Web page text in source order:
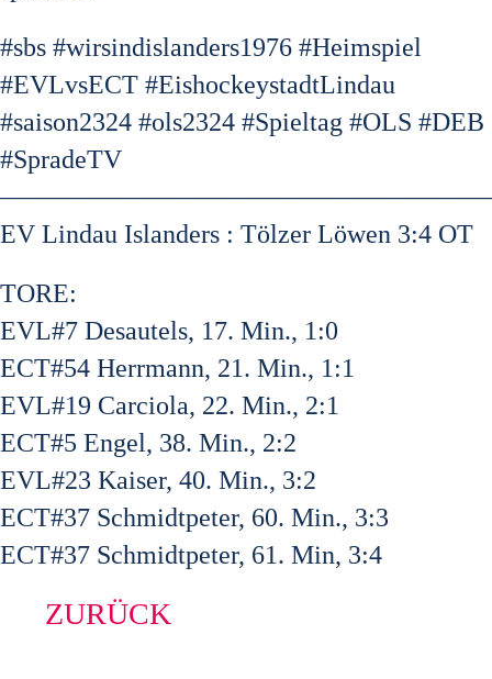
#sbs #wirsindislanders1976 #Heimspiel
#EVLvsECT #EishockeystadtLindau
#saison2324 #ols2324 #Spieltag #OLS #DEB
#SpradeTV
EV Lindau Islanders : Tölzer Löwen 3:4 OT
TORE:
EVL#7 Desautels, 17. Min., 1:0
ECT#54 Herrmann, 21. Min., 1:1
EVL#19 Carciola, 22. Min., 2:1
ECT#5 Engel, 38. Min., 2:2
EVL#23 Kaiser, 40. Min., 3:2
ECT#37 Schmidtpeter, 60. Min., 3:3
ECT#37 Schmidtpeter, 61. Min, 3:4
ZURÜCK